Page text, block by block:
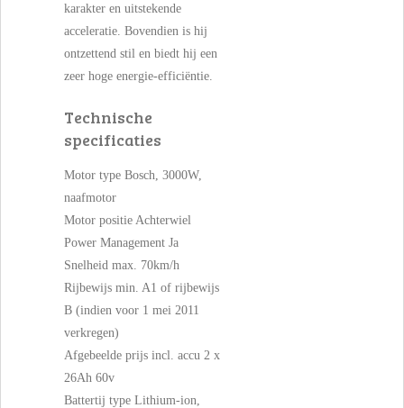
karakter en uitstekende
acceleratie. Bovendien is hij
ontzettend stil en biedt hij een
zeer hoge energie-efficiëntie.
Technische
specificaties
Motor type Bosch, 3000W,
naafmotor
Motor positie Achterwiel
Power Management Ja
Snelheid max. 70km/h
Rijbewijs min. A1 of rijbewijs
B (indien voor 1 mei 2011
verkregen)
Afgebeelde prijs incl. accu 2 x
26Ah 60v
Battertij type Lithium-ion,